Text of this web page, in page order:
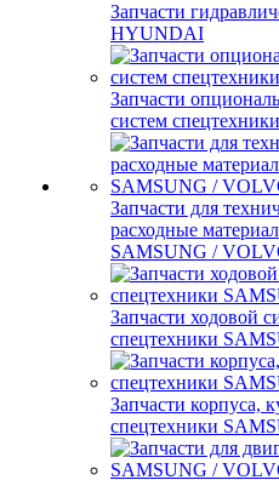
Запчасти
HYUNDAI
Запчасти
систем
Запчасти для
расходные
SAMSUNG /
Запчасти ходовой
спецтехники
Запчасти корпуса,
спецтехники